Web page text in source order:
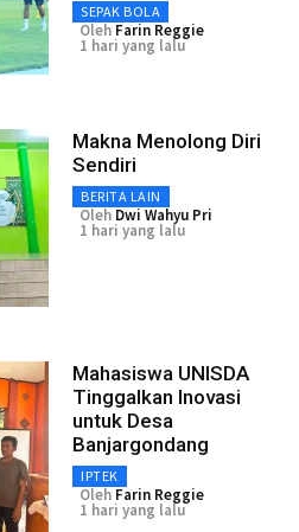
SEPAK BOLA
Oleh Farin Reggie
1 hari yang lalu
Makna Menolong Diri
Sendiri
BERITA LAIN
Oleh Dwi Wahyu Pri
1 hari yang lalu
Mahasiswa UNISDA
Tinggalkan Inovasi
untuk Desa
Banjargondang
IPTEK
Oleh Farin Reggie
1 hari yang lalu